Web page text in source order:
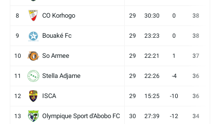
8 CO Korhogo 29 30:30 0 38
9 Bouaké Fc 29 23:23 0 38
10 So Armee 29 22:21 1 37
11 Stella Adjame 29 22:26 -4 36
12 ISCA 29 15:25 -10 36
13 Olympique Sport d'Abobo FC 30 27:39 -12 34